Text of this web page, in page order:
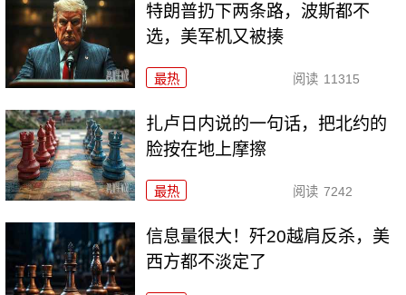
特朗普扔下两条路，波斯都不
选，美军机又被揍
最热 阅读 11315
扎卢日内说的一句话，把北约的
脸按在地上摩擦
最热 阅读 7242
信息量很大！歼20越肩反杀，美
西方都不淡定了